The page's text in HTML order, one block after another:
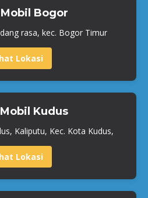
Bogor
rasa, kec. Bogor Timur
Lokasi
Kudus
Kaliputu, Kec. Kota Kudus,
Lokasi